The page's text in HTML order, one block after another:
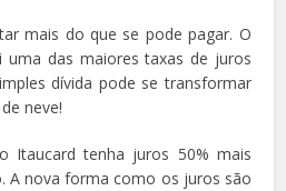
mais do que se pode pagar. O
uma das maiores taxas de juros
dívida pode se transformar
neve!
Itaucard tenha juros 50% mais
A nova forma como os juros são